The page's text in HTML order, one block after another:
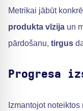
Metrikai jābūt
produkta vīzija un
pārdošanu, tirgus
Progresa
Izmantojot